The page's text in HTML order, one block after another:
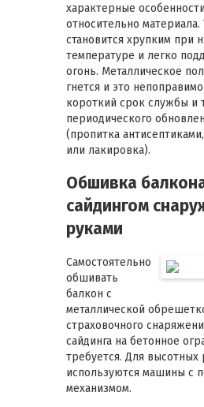
характерные
относительно материала.
становится хрупким при
температуре и легко
огонь. Металлическое
гнется и это
короткий срок службы и
периодического
(пропитка
или лакировка).
Обшивка
сайдингом
руками
Самостоятельно
обшивать
балкон с
металлической
страховочного
сайдинга на бетонное
требуется. Для высотных
используются машины с
механизмом.